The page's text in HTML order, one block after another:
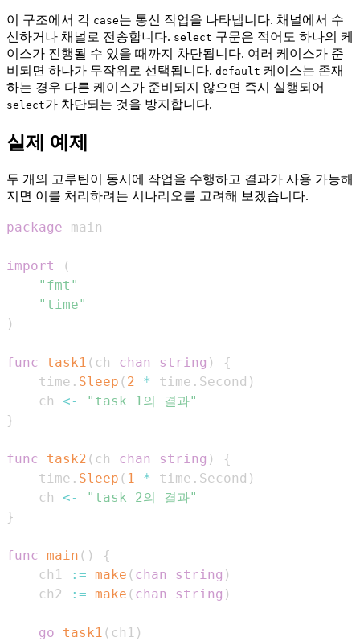
이 구조에서 각 case는 통신 작업을 나타냅니다. 채널에서 수
신하거나 채널로 전송합니다. select 구문은 적어도 하나의 케
이스가 진행될 수 있을 때까지 차단됩니다. 여러 케이스가 준
비되면 하나가 무작위로 선택됩니다. default 케이스는 존재
하는 경우 다른 케이스가 준비되지 않으면 즉시 실행되어
select가 차단되는 것을 방지합니다.
실제 예제
두 개의 고루틴이 동시에 작업을 수행하고 결과가 사용 가능해
지면 이를 처리하려는 시나리오를 고려해 보겠습니다.
package
import
(
"fmt"
"time"
)
func task1 ( ch chan string )
{
    time
. Sleep ( 2 * time . Second )
    ch
<-
"task 1의 결과"
}
func task2 ( ch chan string )
{
    time
. Sleep ( 1 * time . Second )
    ch
<-
"task 2의 결과"
}
func main ( )
{
    ch1
:= make ( chan string )
    ch2
:= make ( chan string )
go task1 ( ch1 )